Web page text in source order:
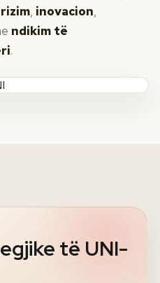
, inovacion,
ndikim të
.
të UNI-